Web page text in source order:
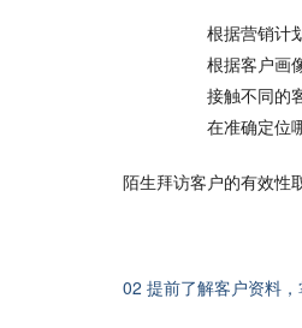
根据营销计
根据客户画
接触不同的
在准确定位
陌生拜访客户的有效性
02 提前了解客户资料